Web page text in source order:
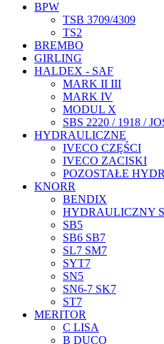
BPW
TSB 3709/4309
TS2
BREMBO
GIRLING
HALDEX - SAF
MARK II III
MARK IV
MODUL X
SBS 2220 / 1918 /
HYDRAULICZNE
IVECO CZĘŚCI
IVECO ZACISKI
POZOSTAŁE
KNORR
BENDIX
HYDRAULICZNY
SB5
SB6 SB7
SL7 SM7
SYT7
SN5
SN6-7 SK7
ST7
MERITOR
C LISA
B DUCO